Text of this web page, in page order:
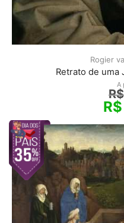
Rogier
Retrato de uma
A
R$
R$